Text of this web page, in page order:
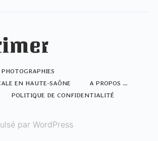
PHOTOGRAPHIES
EN HAUTE-SAÔNE
A PROPOS …
POLITIQUE DE CONFIDENTIALITÉ
par WordPress